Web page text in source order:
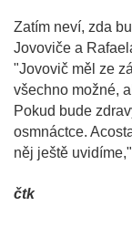
Zatím neví, zda
Jovoviče a
"Jovovič měl ze
všechno možné,
Pokud bude
osmnáctce.
něj ještě
čtk